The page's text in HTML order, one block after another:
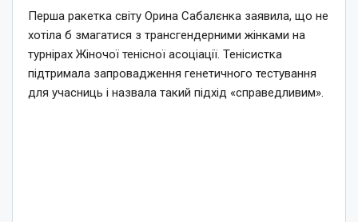
Перша ракетка світу Орина Сабалєнка заявила, що не
хотіла б змагатися з трансгендерними жінками на
турнірах Жіночої тенісної асоціації. Тенісистка
підтримала запровадження генетичного тестування
для учасниць і назвала такий підхід «справедливим».